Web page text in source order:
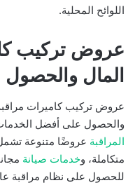
اللوائح المحلية.
عروض تركيب
المال
عروض تركيب كاميرات
والحصول على أفضل
المراقبة عروضًا متنوعة
متكاملة، وخدمات صيانة
للحصول على نظام مراقبة